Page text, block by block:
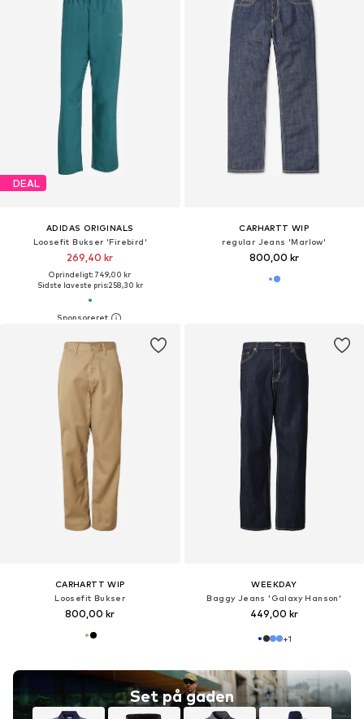
DEAL
ADIDAS ORIGINALS
Loosefit Bukser 'Firebird'
269,40 kr
Oprindeligt: 749,00 kr
Sidste laveste pris:258,30 kr
CARHARTT WIP
regular Jeans 'Marlow'
800,00 kr
CARHARTT WIP
Loosefit Bukser
800,00 kr
Set på gaden
WEEKDAY
Baggy Jeans 'Galaxy Hanson'
449,00 kr
+1